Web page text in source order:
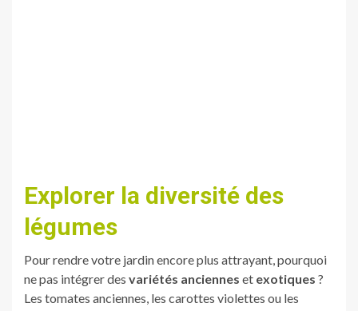
Explorer la diversité des
légumes
Pour rendre votre jardin encore plus attrayant, pourquoi
ne pas intégrer des variétés anciennes et exotiques ?
Les tomates anciennes, les carottes violettes ou les